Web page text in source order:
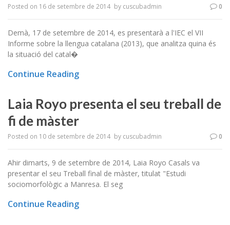
Posted on 16 de setembre de 2014 by cuscubadmin 0
Demà, 17 de setembre de 2014, es presentarà a l'IEC el VII
Informe sobre la llengua catalana (2013), que analitza quina és
la situació del catal�
Continue Reading
Laia Royo presenta el seu treball de
fi de màster
Posted on 10 de setembre de 2014 by cuscubadmin 0
Ahir dimarts, 9 de setembre de 2014, Laia Royo Casals va
presentar el seu Treball final de màster, titulat "Estudi
sociomorfològic a Manresa. El seg
Continue Reading